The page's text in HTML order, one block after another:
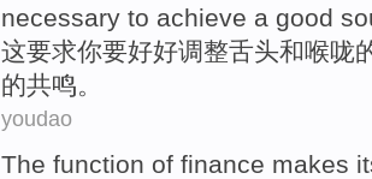
necessary to achieve a good
这要求你要好好调整舌头和喉咙
的共鸣。
youdao
The function of finance makes